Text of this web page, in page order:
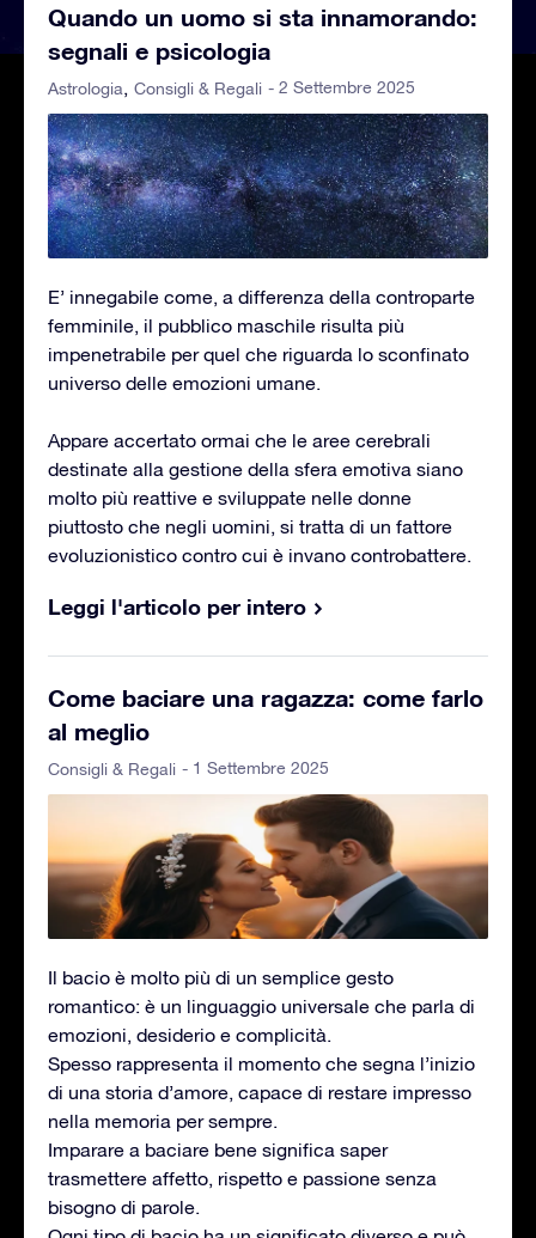
Quando un uomo si sta innamorando:
segnali e psicologia
Astrologia Consigli & Regali - 2 Settembre 2025
E’ innegabile come, a differenza della controparte
femminile, il pubblico maschile risulta più
impenetrabile per quel che riguarda lo sconfinato
universo delle emozioni umane.
Appare accertato ormai che le aree cerebrali
destinate alla gestione della sfera emotiva siano
molto più reattive e sviluppate nelle donne
piuttosto che negli uomini, si tratta di un fattore
evoluzionistico contro cui è invano controbattere.
Leggi l'articolo per intero
Come baciare una ragazza: come farlo
al meglio
Consigli & Regali - 1 Settembre 2025
Il bacio è molto più di un semplice gesto
romantico: è un linguaggio universale che parla di
emozioni, desiderio e complicità.
Spesso rappresenta il momento che segna l’inizio
di una storia d’amore, capace di restare impresso
nella memoria per sempre.
Imparare a baciare bene significa saper
trasmettere affetto, rispetto e passione senza
bisogno di parole.